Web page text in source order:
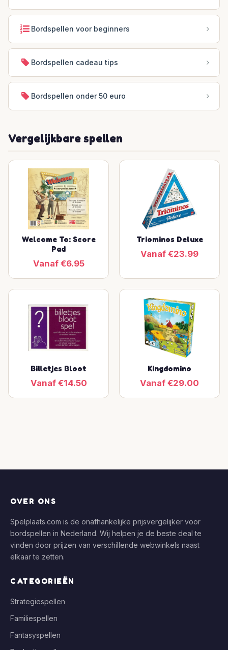
Bordspellen voor beginners
Bordspellen cadeau tips
Bordspellen onder 50 euro
Vergelijkbare spellen
Welcome To: Score
Pad
Vanaf €6.95
Triominos Deluxe
Vanaf €23.99
Billetjes Bloot
Vanaf €14.50
Kingdomino
Vanaf €29.00
OVER ONS
Spelplaats.com is de onafhankelijke prijsvergelijker voor
bordspellen in Nederland. Wij helpen je de beste deal te
vinden door prijzen van verschillende webwinkels naast
elkaar te zetten.
CATEGORIEËN
Strategiespellen
Familiespellen
Fantasyspellen